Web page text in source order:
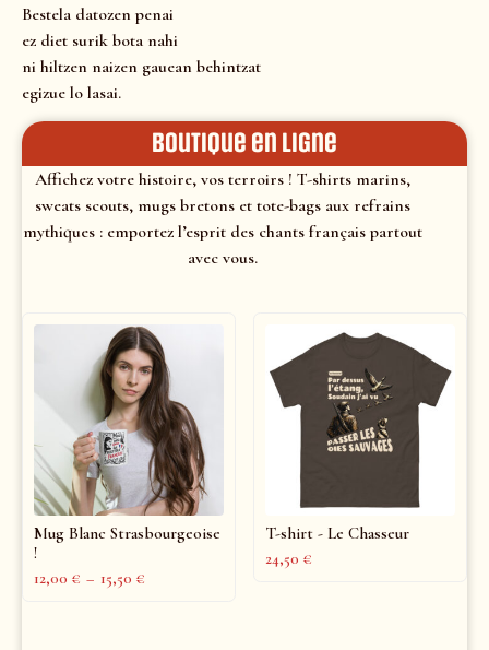
Bestela datozen penai
ez diet surik bota nahi
ni hiltzen naizen gauean behintzat
egizue lo lasai.
Boutique en ligne
Affichez votre histoire, vos terroirs ! T-shirts marins,
sweats scouts, mugs bretons et tote-bags aux refrains
mythiques : emportez l’esprit des chants français partout
avec vous.
Mug Blanc Strasbourgeoise
!
12,00 € – 15,50 €
T-shirt - Le Chasseur
24,50 €